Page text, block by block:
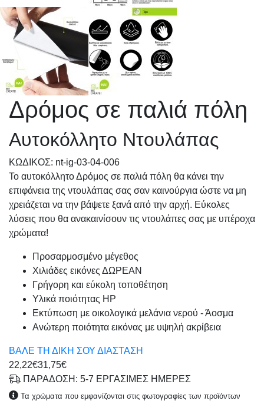
Δρόμος σε παλιά πόλη
Αυτοκόλλητο Ντουλάπας
KΩΔΙΚΟΣ: nt-ig-03-04-006
Το αυτοκόλλητο Δρόμος σε παλιά πόλη θα κάνει την
επιφάνεια της ντουλάπας σας σαν καινούργια ώστε να μη
χρειάζεται να την βάψετε ξανά από την αρχή. Εύκολες
λύσεις που θα ανακαινίσουν τις ντουλάπες σας με υπέροχα
χρώματα!
Προσαρμοσμένo μέγεθος
Χιλιάδες εικόνες ΔΩΡΕΑΝ
Γρήγορη και εύκολη τοποθέτηση
Υλικά ποιότητας HP
Εκτύπωση με οικολογικά μελάνια νερού - Άοσμα
Ανώτερη ποιότητα εικόνας με υψηλή ακρίβεια
ΒΑΛΕ ΤΗ ΔΙΚΗ ΣΟΥ ΔΙΑΣΤΑΣΗ
22,22€31,75€
ΠΑΡΑΔΟΣΗ: 5-7 ΕΡΓΑΣΙΜΕΣ ΗΜΕΡΕΣ
Τα χρώματα που εμφανίζονται στις φωτογραφίες των προϊόντων